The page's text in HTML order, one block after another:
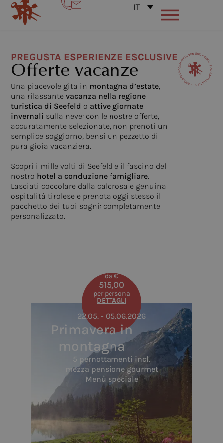
IT
PREGUSTA ESPERIENZE ESCLUSIVE
Offerte vacanze
Una piacevole gita in montagna d’estate
una rilassantevacanza nella regione
turistica di Seefeld o attive giornate
invernali sulla neve: con le nostre offerte,
accuratamente selezionate, non prenoti un
semplice soggiorno, bensì un pezzetto di
pura gioia vacanziera.
Scopri i mille volti di Seefeld e il fascino del
nostro hotel a conduzione famigliare
Lasciati coccolare dalla calorosa e genuina
ospitalità tirolese e prenota oggi stesso il
pacchetto dei tuoi sogni: completamente
personalizzato.
da €
515,00
per persona
DETTAGLI
22.05. - 05.06.2026
Primavera in
montagna
5 pernottamenti incl.
mezza pensione gourmet
Menù speciale